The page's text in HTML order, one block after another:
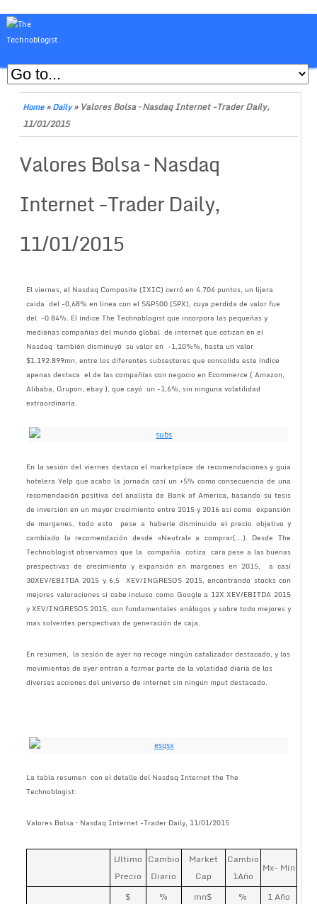
Home»Daily» Valores Bolsa – Nasdaq Internet -Trader Daily,
11/01/2015
Valores Bolsa – Nasdaq
Internet -Trader Daily,
11/01/2015
El viernes, el Nasdaq Composite (IXIC) cerró en 4.704 puntos, un lijera
caida del -0,68% en linea con el S&P500 (SPX), cuya perdida de valor fue
del -0.84%. El índice The Technoblogist que incorpora las pequeñas y
medianas compañías del mundo global de internet que cotizan en el
Nasdaq también disminuyó su valor en -1,10%%, hasta un valor
$1.192.899mn, entre los diferentes subsectores que consolida este índice
apenas destaca el de las compañías con negocio en Ecommerce ( Amazon,
Alibaba, Grupon, ebay ), que cayó un -1,6%, sin ninguna volatilidad
extraordinaria.
En la sesión del viernes destaco el marketplace de recomendaciones y guia
hotelera Yelp que acabo la jornada casí un +5% como consecuencia de una
recomendación positiva del analista de Bank of America, basando su tesis
de inversión en un mayor crecimiento entre 2015 y 2016 así como expansión
de margenes, todo esto pese a haberle disminuido el precio objetivo y
cambiado la recomendación desde «Neutral» a comprar(…). Desde The
Technoblogist observamos que la compañía cotiza cara pese a las buenas
prespectivas de crecimiento y expansión en margenes en 2015, a casí
30XEV/EBITDA 2015 y 6,5 XEV/INGRESOS 2015, encontrando stocks con
mejores valoraciones si cabe incluso como Google a 12X XEV/EBITDA 2015
y XEV/INGRESOS 2015, con fundamentales análogos y sobre todo mejores y
mas solventes perspectivas de generación de caja.
En resumen, la sesión de ayer no recoge ningún catalizador destacado, y los
movimientos de ayer entran a formar parte de la volatidad diaria de los
diversas acciones del universo de internet sin ningún input destacado.
La tabla resumen con el detalle del Nasdaq Internet the The
Technoblogist:
Valores Bolsa – Nasdaq Internet -Trader Daily, 11/01/2015
Ultimo
Precio
Cambio
Diario
Market
Cap
Cambio
1Año
Mx- Min
$ % mn$ % 1 Año